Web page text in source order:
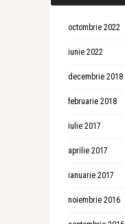
octombrie 2022
iunie 2022
decembrie 2018
februarie 2018
iulie 2017
aprilie 2017
ianuarie 2017
noiembrie 2016